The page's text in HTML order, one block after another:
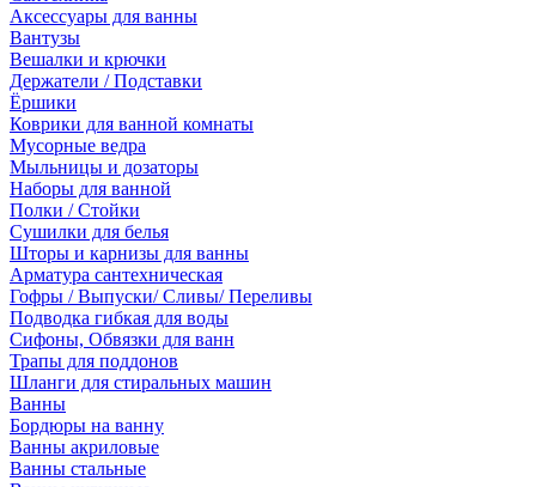
Аксессуары для ванны
Вантузы
Вешалки и крючки
Держатели / Подставки
Ёршики
Коврики для ванной комнаты
Мусорные ведра
Мыльницы и дозаторы
Наборы для ванной
Полки / Стойки
Сушилки для белья
Шторы и карнизы для ванны
Арматура сантехническая
Гофры / Выпуски/ Сливы/ Переливы
Подводка гибкая для воды
Сифоны, Обвязки для ванн
Трапы для поддонов
Шланги для стиральных машин
Ванны
Бордюры на ванну
Ванны акриловые
Ванны стальные